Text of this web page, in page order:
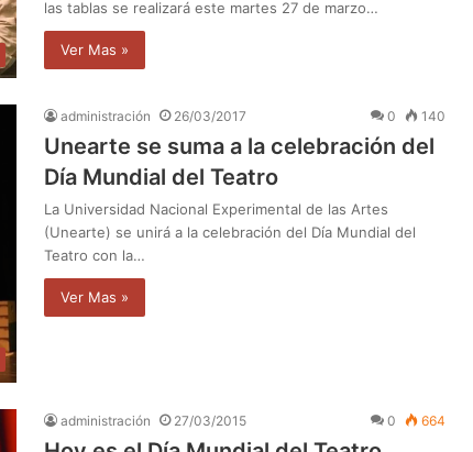
las tablas se realizará este martes 27 de marzo…
Ver Mas »
administración 26/03/2017 0 140
Unearte se suma a la celebración del
Día Mundial del Teatro
La Universidad Nacional Experimental de las Artes
(Unearte) se unirá a la celebración del Día Mundial del
Teatro con la…
Ver Mas »
administración 27/03/2015 0 664